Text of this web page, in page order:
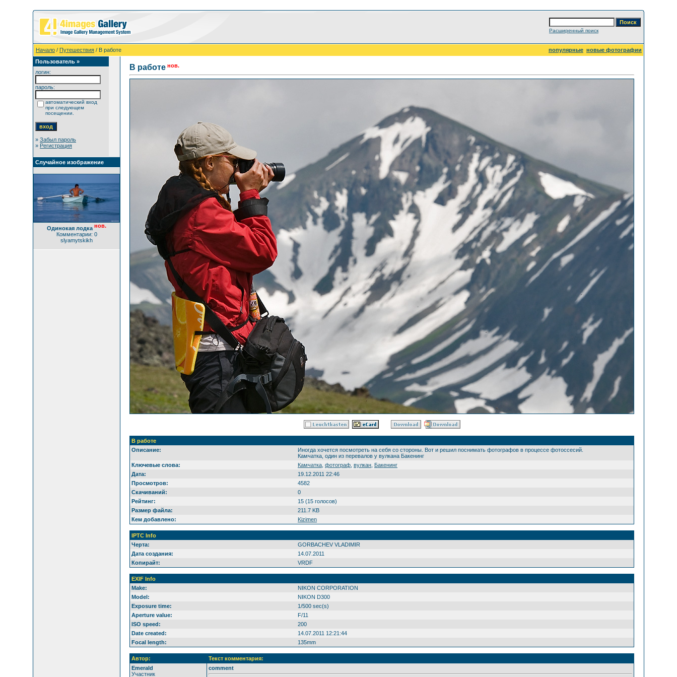
Расширенный поиск
Начало / Путешествия / В работе популярные новые фотографии
Пользователь »
логин:
пароль:
автоматический вход
при следующем
посещении.
» Забыл пароль
» Регистрация
Случайное изображение
Одинокая лодка нов.
Комментарии: 0
slyamytskikh
В работе нов.
В работе
Описание:
Иногда хочется посмотреть на себя со стороны. Вот и решил поснимать фотографов в процессе фотоссесий.
Камчатка, один из перевалов у вулкана Бакенинг
Ключевые слова:
Камчатка фотограф вулкан Бакенинг
Дата:
19.12.2011 22:46
Просмотров:
4582
Скачиваний:
0
Рейтинг:
15 (15 голосов)
Размер файла:
211.7 KB
Кем добавлено:
Kizimen
IPTC Info
Черта:
GORBACHEV VLADIMIR
Дата создания:
14.07.2011
Копирайт:
VRDF
EXIF Info
Make:
NIKON CORPORATION
Model:
NIKON D300
Exposure time:
1/500 sec(s)
Aperture value:
F/11
ISO speed:
200
Date created:
14.07.2011 12:21:44
Focal length:
135mm
Автор:
Текст комментария:
Emerald
Участник
comment